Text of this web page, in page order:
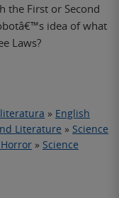
the First or Second
idea of what
Laws?
» English
Literature » Science
» Science